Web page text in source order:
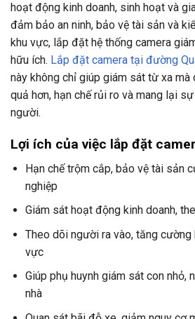
hoạt động kinh doanh, sinh hoạt và
đảm bảo an ninh, bảo vệ tài sản và
khu vực, lắp đặt hệ thống camera
hữu ích. Lắp đặt camera tại đường
này không chỉ giúp giám sát từ xa mà
quả hơn, hạn chế rủi ro và mang lại
người.
Lợi ích của việc lắp đặt
Hạn chế trộm cắp, bảo vệ tài sản
nghiệp
Giám sát hoạt động kinh doanh,
Theo dõi người ra vào, tăng cường
vực
Giúp phụ huynh giám sát con nhỏ,
nhà